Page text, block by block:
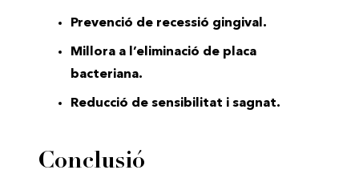
Prevenció de recessió gingival.
Millora a l’eliminació de placa
bacteriana.
Reducció de sensibilitat i sagnat.
Conclusió